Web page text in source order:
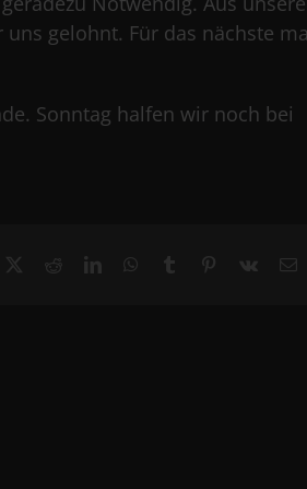
gelohnt. Für das nächste
Sonntag halfen wir noch bei
RedditLinkedInWhatsApp
Tumblr Pinterest
Vk